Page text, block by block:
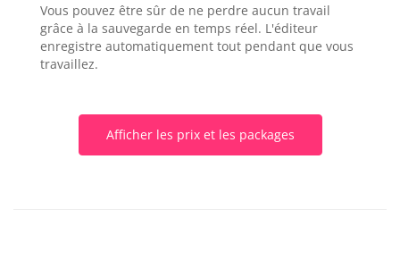
Vous pouvez être sûr de ne perdre aucun travail
grâce à la sauvegarde en temps réel. L'éditeur
enregistre automatiquement tout pendant que vous
travaillez.
Afficher les prix et les packages